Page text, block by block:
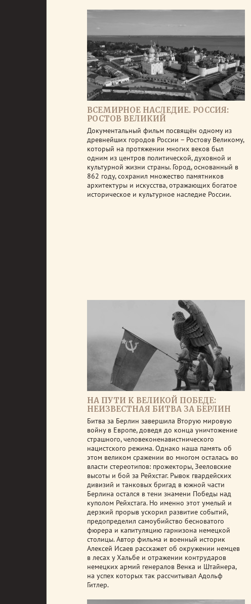
ВСЕМИРНОЕ НАСЛЕДИЕ. РОССИЯ:
РОСТОВ ВЕЛИКИЙ
Документальный фильм посвящён одному из
древнейших городов России – Ростову Великому,
который на протяжении многих веков был
одним из центров политической, духовной и
культурной жизни страны. Город, основанный в
862 году, сохранил множество памятников
архитектуры и искусства, отражающих богатое
историческое и культурное наследие России.
НА ПУТИ К ВЕЛИКОЙ ПОБЕДЕ:
НЕИЗВЕСТНАЯ БИТВА ЗА БЕРЛИН
Битва за Берлин завершила Вторую мировую
войну в Европе, доведя до конца уничтожение
страшного, человеконенавистнического
нацистского режима. Однако наша память об
этом великом сражении во многом осталась во
власти стереотипов: прожекторы, Зееловские
высоты и бой за Рейхстаг. Рывок гвардейских
дивизий и танковых бригад в южной части
Берлина остался в тени знамени Победы над
куполом Рейхстага. Но именно этот умелый и
дерзкий прорыв ускорил развитие событий,
предопределил самоубийство бесноватого
фюрера и капитуляцию гарнизона немецкой
столицы. Автор фильма и военный историк
Алексей Исаев расскажет об окружении немцев
в лесах у Хальбе и отражении контрударов
немецких армий генералов Венка и Штайнера,
на успех которых так рассчитывал Адольф
Гитлер.